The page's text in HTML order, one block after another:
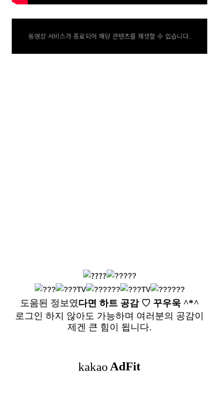
동영상 서비스가 종료되어 해당 콘텐츠를 재생할 수 없습니다.
도움된 정보였다면 하트 공감 ♡ 꾸우욱 ^*^
로그인 하지 않아도 가능하며 여러분의 공감이
제겐 큰 힘이 됩니다.